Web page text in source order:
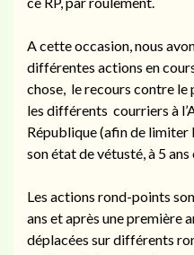
A cette occasion, nous
différentes actions en
chose, le recours contre le
les différents courriers à
République (afin de limiter
son état de vétusté, à 5 ans
Les actions rond-points
ans et après une première
déplacées sur différents